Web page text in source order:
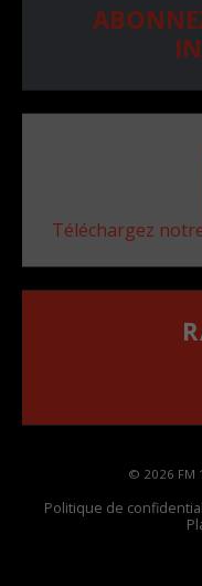
Téléchargez
© 2026 FM
Politique de